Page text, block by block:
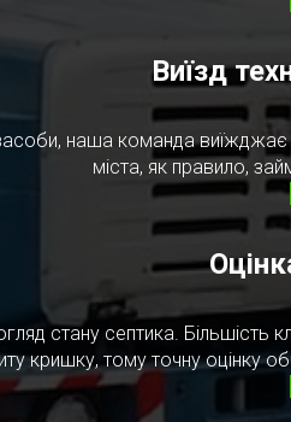
Виїзд
наша команда
міста, як правило,
стану септика. Більшість
кришку, тому точну оцінку